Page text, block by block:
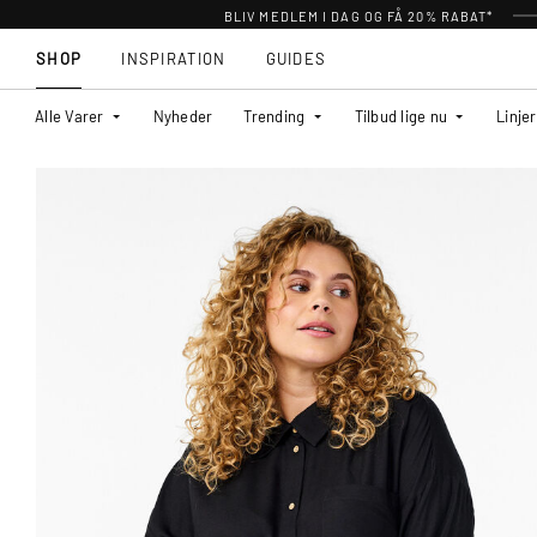
BLIV MEDLEM I DAG OG FÅ 20% RABAT*
SHOP
Alle Varer Nyheder Trending Tilbud lige nu Linjer
INSPIRATION GUIDES